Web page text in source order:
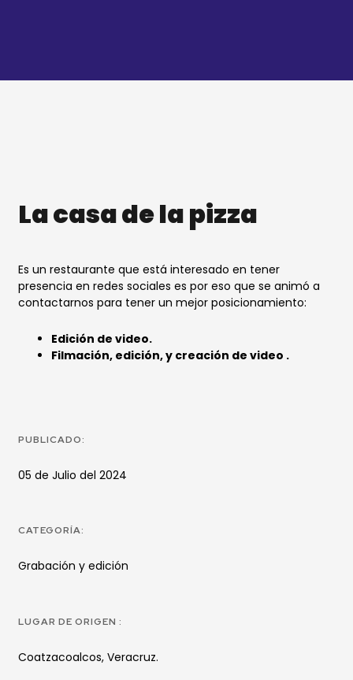
La casa de la pizza
Es un restaurante que está interesado en tener
presencia en redes sociales es por eso que se animó a
contactarnos para tener un mejor posicionamiento:
Edición de video.
Filmación, edición, y creación de video .
PUBLICADO:
05 de Julio del 2024
CATEGORÍA:
Grabación y edición
LUGAR DE ORIGEN :
Coatzacoalcos, Veracruz.